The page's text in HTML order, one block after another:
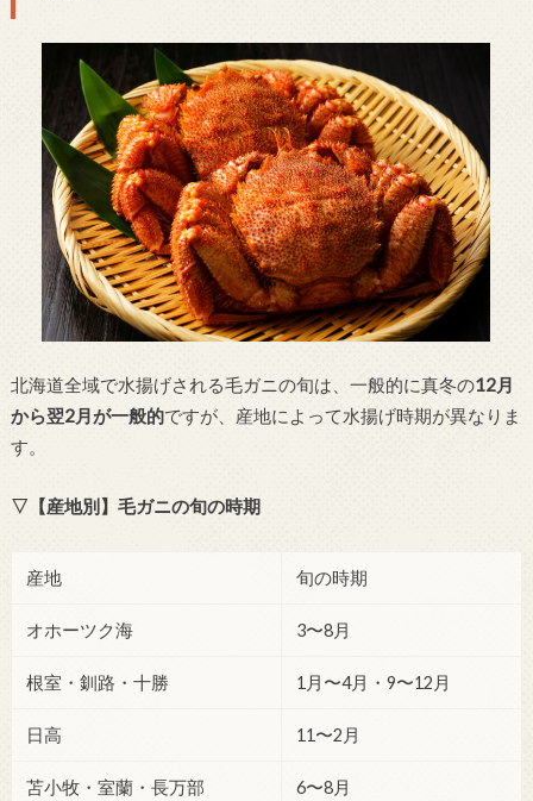
北海道全域で水揚げされる毛ガニの旬は、一般的に真冬の12月
から翌2月が一般的ですが、産地によって水揚げ時期が異なりま
す。
▽【産地別】毛ガニの旬の時期
産地 旬の時期
オホーツク海 3〜8月
根室・釧路・十勝 1月〜4月・9〜12月
日高 11〜2月
苫小牧・室蘭・長万部 6〜8月